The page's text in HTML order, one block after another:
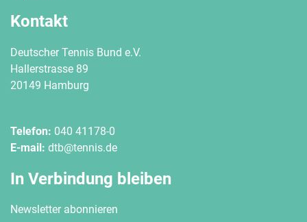
Kontakt
Deutscher Tennis Bund e.V.
Hallerstrasse 89
20149 Hamburg
Telefon: 040 41178-0
E-mail: dtb@tennis.de
In Verbindung bleiben
Newsletter abonnieren